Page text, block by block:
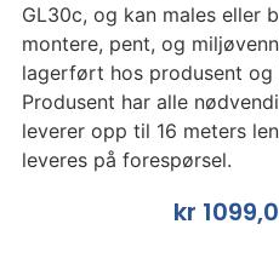
GL30c, og kan males eller
montere, pent, og
lagerført hos produsent
Produsent har alle
leverer opp til 16 meters
leveres på forespørsel.
kr